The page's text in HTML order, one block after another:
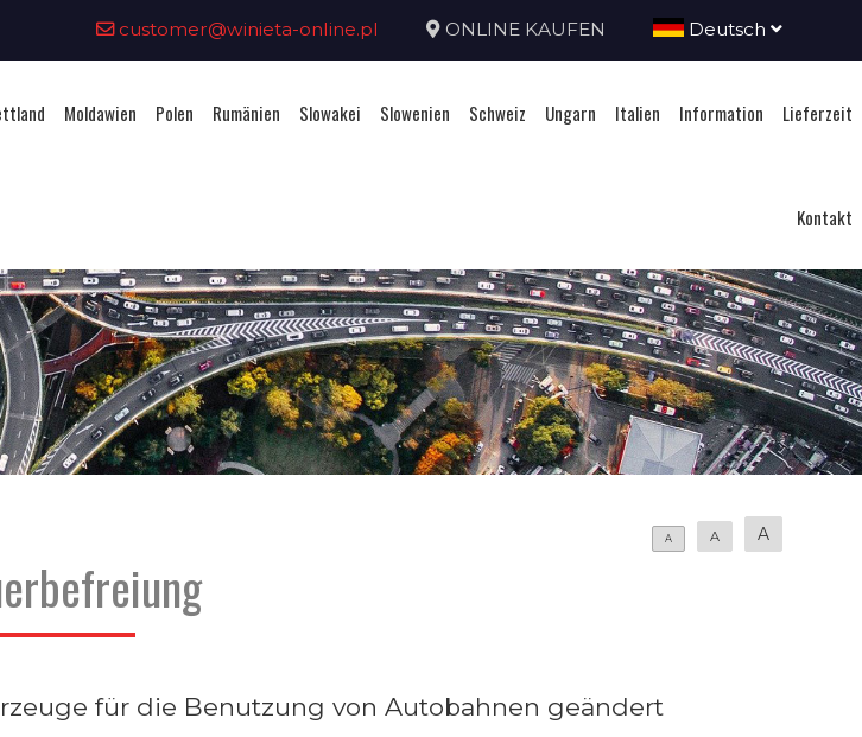
customer@winieta-online.pl ONLINE KAUFEN Deutsch
Moldawien Polen Rumänien Slowakei Slowenien Schweiz Ungarn Italien Information Lieferzeit
Kontakt
A A A
für die Benutzung von Autobahnen geändert